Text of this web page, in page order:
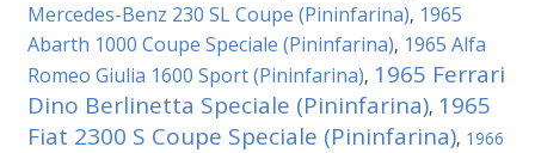
Mercedes-Benz 230 SL Coupe (Pininfarina), 1965
Abarth 1000 Coupe Speciale (Pininfarina), 1965 Alfa
Romeo Giulia 1600 Sport (Pininfarina), 1965 Ferrari
Dino Berlinetta Speciale (Pininfarina), 1965
Fiat 2300 S Coupe Speciale (Pininfarina), 1966